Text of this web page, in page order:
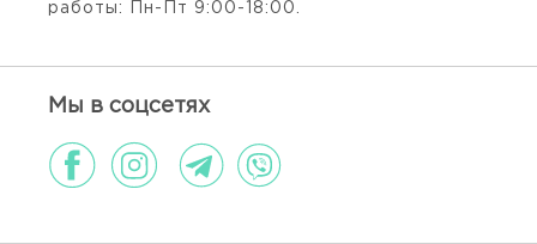
работы: Пн-Пт 9:00-18:00.
Мы в соцсетях